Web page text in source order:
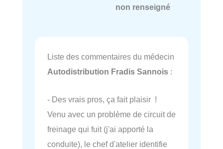
non renseigné
Liste des commentaires du médecin
Autodistribution Fradis Sannois :
- Des vrais pros, ça fait plaisir !
Venu avec un problème de circuit de
freinage qui fuit (j'ai apporté la
conduite), le chef d'atelier identifie